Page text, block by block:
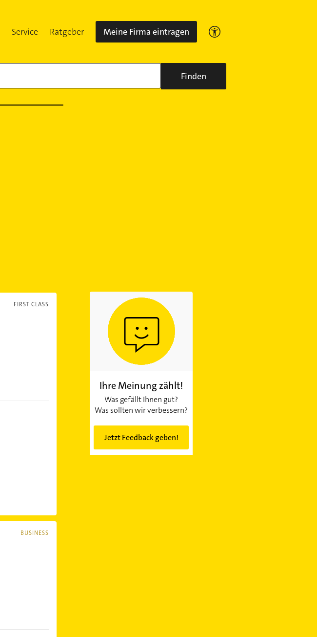
Service Ratgeber Meine Firma eintragen
Finden
FIRST CLASS
BUSINESS
Ihre Meinung zählt!
Was gefällt Ihnen gut?
Was sollten wir verbessern?
Jetzt Feedback geben!